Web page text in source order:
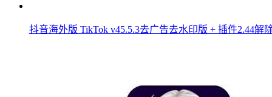
抖音海外版 TikTok v45.5.3去广告去水印版 + 插件2.44解